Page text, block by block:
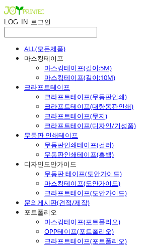
LOG IN 로그인
ALL(모든제품)
마스킹테이프
마스킹테이프(길이:5M)
마스킹테이프(길이:10M)
크라프트테이프
크라프트테이프(무동판인쇄)
크라프트테이프(대량동판인쇄)
크라프트테이프(무지)
크라프트테이프(디자인/기성품)
무동판 인쇄테이프
무동판인쇄테이프(컬러)
무동판인쇄테이프(흑백)
디자인도안가이드
무동판 테이프(도안가이드)
마스킹테이프(도안가이드)
크라프트테이프(도안가이드)
문의게시판(견적/제작)
포트폴리오
마스킹테이프(포트폴리오)
OPP테이프(포트폴리오)
크라프트테이프(포트폴리오)